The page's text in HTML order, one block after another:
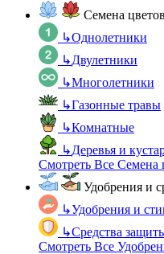
Семена цветов
↳Однолетники
↳Двулетники
↳Многолетники
↳Газонные травы
↳Комнатные
↳Деревья и
Смотреть Все Семена
Удобрения и
↳Удобрения и
↳Средства
Смотреть Все